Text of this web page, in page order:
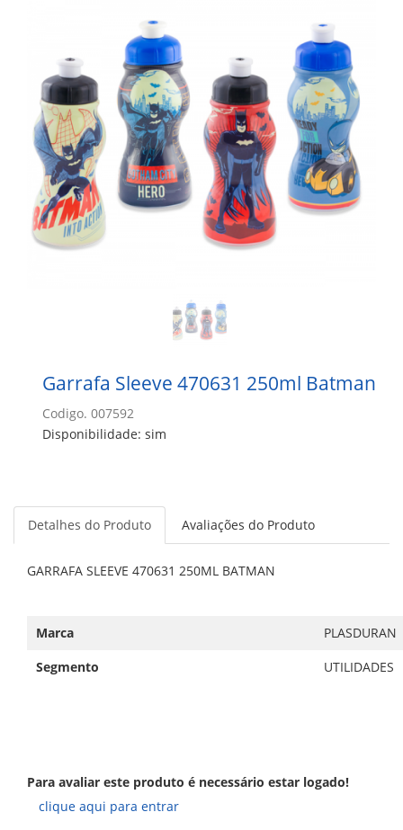
Garrafa Sleeve 470631 250ml Batman
Codigo. 007592
Disponibilidade: sim
Detalhes do Produto Avaliações do Produto
GARRAFA SLEEVE 470631 250ML BATMAN
Marca
PLASDURAN
Segmento
UTILIDADES
Para avaliar este produto é necessário estar logado!
clique aqui para entrar